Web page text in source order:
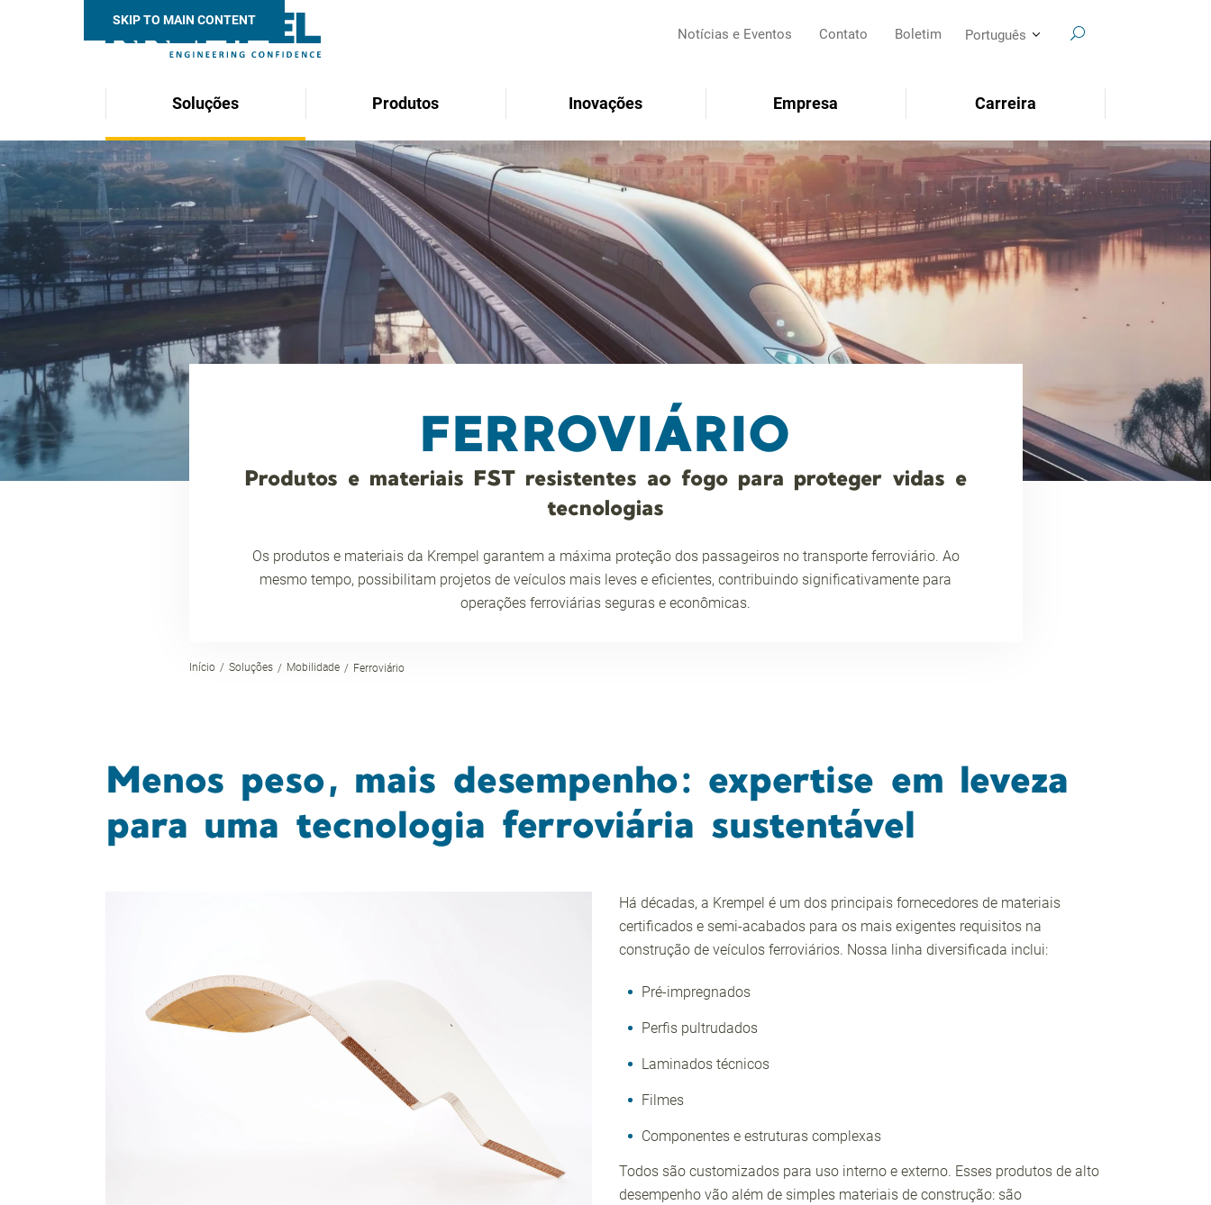
SKIP TO MAIN CONTENT
Notícias e Eventos Contato Boletim Português
Search SEARCH
Soluções Produtos Inovações Empresa Carreira
FERROVIÁRIO
Produtos e materiais FST resistentes ao fogo para proteger vidas e
tecnologias
Os produtos e materiais da Krempel garantem a máxima proteção dos passageiros no transporte ferroviário. Ao
mesmo tempo, possibilitam projetos de veículos mais leves e eficientes, contribuindo significativamente para
operações ferroviárias seguras e econômicas.
Início Soluções Mobilidade Ferroviário
Menos peso, mais desempenho: expertise em leveza
para uma tecnologia ferroviária sustentável
Há décadas, a Krempel é um dos principais fornecedores de materiais
certificados e semi-acabados para os mais exigentes requisitos na
construção de veículos ferroviários. Nossa linha diversificada inclui:
Pré-impregnados
Perfis pultrudados
Laminados técnicos
Filmes
Componentes e estruturas complexas
Todos são customizados para uso interno e externo. Esses produtos de alto
desempenho vão além de simples materiais de construção: são